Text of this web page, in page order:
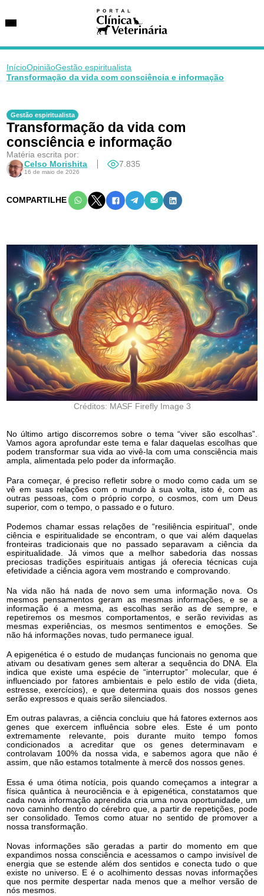
VetAgenda
Especialidades
InícioOpiniãoGestão espiritualista
Transformação da vida com consciência e informação
Gestão espiritualista
Transformação da vida com
consciência e informação
Matéria escrita por:
Celso Morishita
16 de maio de 2026
7.835
COMPARTILHE
Créditos: MASF Firefly Image 3
No último artigo discorremos sobre o tema “viver são escolhas”.
Vamos agora aprofundar este tema e falar daquelas escolhas que
podem transformar sua vida ao vivê-la com uma consciência mais
ampla, alimentada pelo poder da informação.
Para começar, é preciso refletir sobre o modo como cada um se
vê em suas relações com o mundo à sua volta, isto é, com as
outras pessoas, com o próprio corpo, o cosmos, com um Deus
superior, com o tempo, o passado e o futuro.
Podemos chamar essas relações de “resiliência espiritual”, onde
ciência e espiritualidade se encontram, o que vai além daquelas
fronteiras tradicionais que no passado separavam a ciência da
espiritualidade. Já vimos que a melhor sabedoria das nossas
preciosas tradições espirituais antigas já oferecia técnicas cuja
efetividade a ciência agora vem mostrando e comprovando.
Na vida não há nada de novo sem uma informação nova. Os
mesmos pensamentos geram as mesmas informações, e se a
informação é a mesma, as escolhas serão as de sempre, e
repetiremos os mesmos comportamentos, e serão revividas as
mesmas experiências, os mesmos sentimentos e emoções. Se
não há informações novas, tudo permanece igual.
A epigenética é o estudo de mudanças funcionais no genoma que
ativam ou desativam genes sem alterar a sequência do DNA. Ela
indica que existe uma espécie de “interruptor” molecular, que é
influenciado por fatores ambientais e pelo estilo de vida (dieta,
estresse, exercícios), e que determina quais dos nossos genes
serão expressos e quais serão silenciados.
Em outras palavras, a ciência concluiu que há fatores externos aos
genes que exercem influência sobre eles. Este é um ponto
extremamente relevante, pois durante muito tempo fomos
condicionados a acreditar que os genes determinavam e
controlavam 100% da nossa vida, e sabemos agora que não é
assim, que não estamos totalmente à mercê dos nossos genes.
Essa é uma ótima notícia, pois quando começamos a integrar a
física quântica à neurociência e à epigenética, constatamos que
cada nova informação aprendida cria uma nova oportunidade, um
novo caminho dentro do cérebro que, a partir de repetições, pode
ser consolidado. Temos como atuar no sentido de promover a
nossa transformação.
Novas informações são geradas a partir do momento em que
expandimos nossa consciência e acessamos o campo invisível de
energia que se estende além dos sentidos e conecta tudo o que
existe no universo. E é o acolhimento dessas novas informações
que nos permite despertar nada menos que a melhor versão de
nós mesmos.